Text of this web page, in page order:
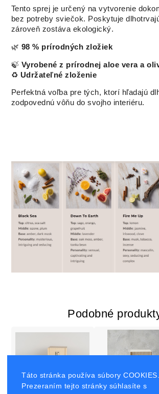
Táto stránka používa súbory COOKIES.
Prezeraním tejto stránky súhlasíte s
Tento sprej je určený na vytvorenie
bez potreby sviečok. Poskytuje
zároveň zostáva ekologický.
🌿 98 % prírodných zložiek
🍃 Vyrobené z prírodnej aloe vera a
♻️ Udržateľné zloženie
Perfektná voľba pre tých, ktorí hľadajú
zodpovednú vôňu do svojho interiéru.
Podobné